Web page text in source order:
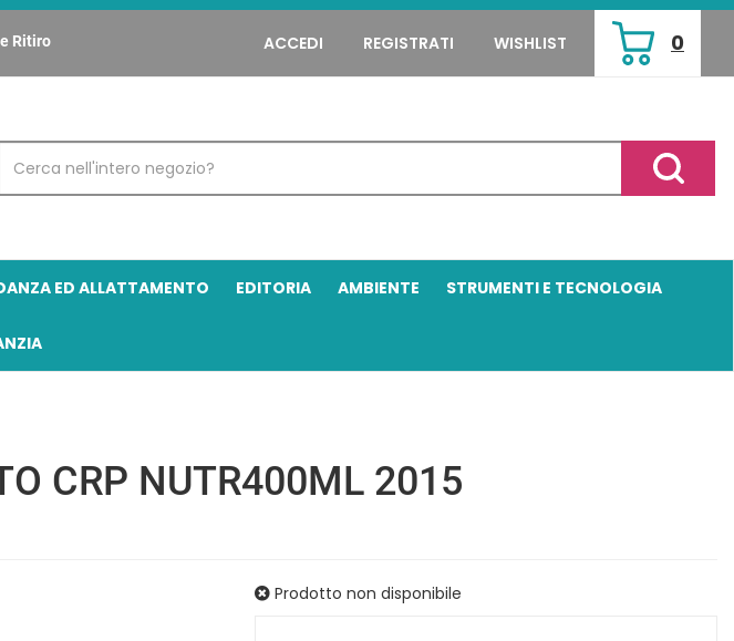
Ritiro ACCEDI REGISTRATI WISHLIST 0
ARTICOLI
INSERITI
Prodotto
Cerca
ED ALLATTAMENTO EDITORIA AMBIENTE STRUMENTI E TECNOLOGIA
CRP NUTR400ML 2015
Prodotto non disponibile